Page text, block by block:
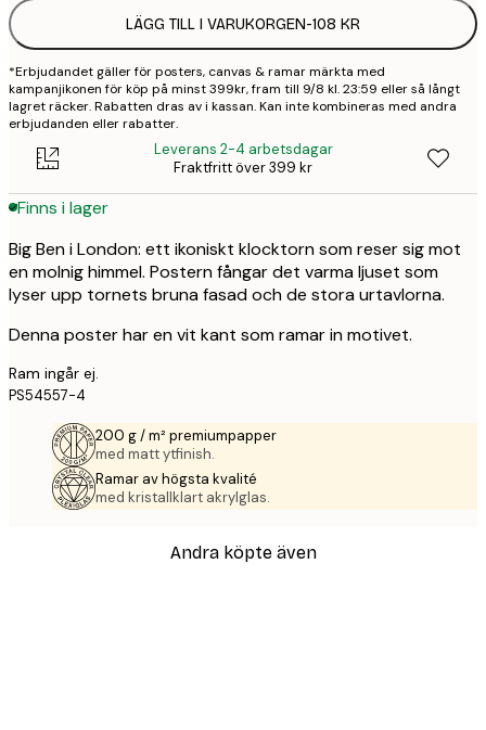
LÄGG TILL I VARUKORGEN-108 KR
*Erbjudandet gäller för posters, canvas & ramar märkta med
kampanjikonen för köp på minst 399kr, fram till 9/8 kl. 23:59 eller så långt
lagret räcker. Rabatten dras av i kassan. Kan inte kombineras med andra
erbjudanden eller rabatter.
Leverans 2-4 arbetsdagar
Fraktfritt över 399 kr
Finns i lager
Big Ben i London: ett ikoniskt klocktorn som reser sig mot
en molnig himmel. Postern fångar det varma ljuset som
lyser upp tornets bruna fasad och de stora urtavlorna.
Denna poster har en vit kant som ramar in motivet.
Ram ingår ej.
PS54557-4
200 g / m² premiumpapper
med matt ytfinish.
Ramar av högsta kvalité
med kristallklart akrylglas.
Andra köpte även